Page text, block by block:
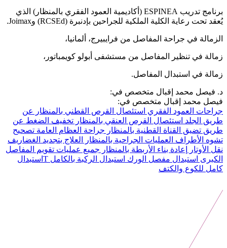
برنامج تدريب ESPINEA (أكاديمية العمود الفقري بالمنظار) الذي
يُعقد تحت رعاية الكلية الملكية للجراحين بإدنبرة (RCSEd) وJoimax.
الزمالة في جراحة المفاصل من فرايبيرج، ألمانيا،
زمالة في تنظير المفاصل من مستشفى أبولو كويمباتور،
زمالة في استبدال المفاصل.
د. فيصل محمد إقبال متخصص في:
فيصل محمد إقبال متخصص في:
جراحات العمود الفقري استئصال القرص القطني بالمنظار عن
طريق الجلد استئصال القرص العنقي بالمنظار تخفيف الضغط عن
طريق تضيق القناة القطنية بالمنظار جراحة العظام العامة تصحيح
تشوه الأطراف العمليات الجراحية بالمنظار
العلاج بتجديد الغضاريف
نقل الأوتار
إعادة بناء الأربطة بالمنظار جميع عمليات تقويم المفاصل
الكبرى استبدال مفصل الورك استبدال الركبة بالكامل
Tاستبدال
كامل للكوع والكتف